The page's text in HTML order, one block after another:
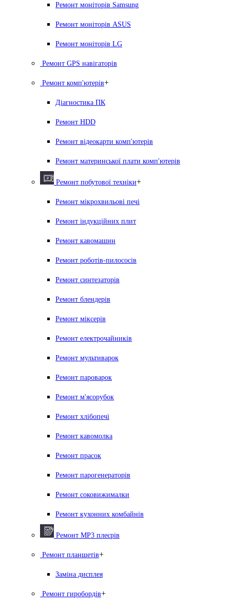
Ремонт моніторів Samsung
Ремонт моніторів ASUS
Ремонт моніторів LG
Ремонт GPS навігаторів
Ремонт комп'ютерів+
Діагностика ПК
Ремонт HDD
Ремонт відеокарти комп'ютерів
Ремонт материнської плати комп'ютерів
Ремонт побутової техніки+
Ремонт мікрохвильові печі
Ремонт індукційних плит
Ремонт кавомашин
Ремонт роботів-пилососів
Ремонт синтезаторів
Ремонт блендерiв
Ремонт мiксерiв
Ремонт електрочайників
Ремонт мультиварок
Ремонт пароварок
Ремонт м'ясорубок
Ремонт хлiбопечi
Ремонт кавомолка
Ремонт прасок
Ремонт парогенераторiв
Ремонт соковижималки
Ремонт кухонних комбайнів
Ремонт MP3 плеєрів
Ремонт планшетів+
Заміна дисплея
Ремонт гиробордiв+